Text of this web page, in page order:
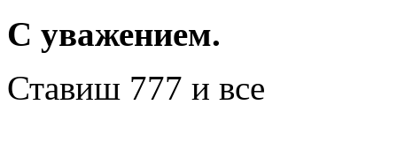
С уважением.
Ставиш 777 и все